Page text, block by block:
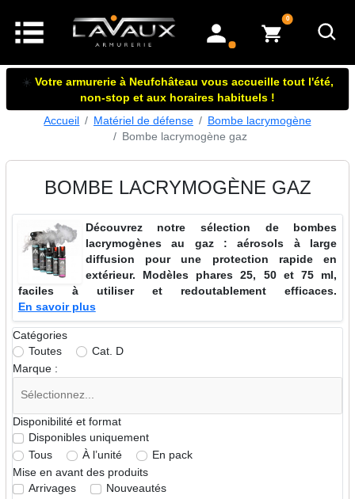
mon compte
0articles dans le panier
☀️ Votre armurerie à Neufchâteau vous accueille tout l'été,
non-stop et aux horaires habituels !
Accueil
Matériel de défense
Bombe lacrymogène
Bombe lacrymogène gaz
BOMBE LACRYMOGÈNE GAZ
Découvrez notre sélection de bombes
lacrymogènes au gaz : aérosols à large
diffusion pour une protection rapide en
extérieur. Modèles phares 25, 50 et 75 ml,
faciles à utiliser et redoutablement efficaces.
En savoir plus
Catégories
Toutes
Cat. D
Marque :
Disponibilité et format
Disponibles uniquement
Tous
À l’unité
En pack
Mise en avant des produits
Arrivages
Nouveautés